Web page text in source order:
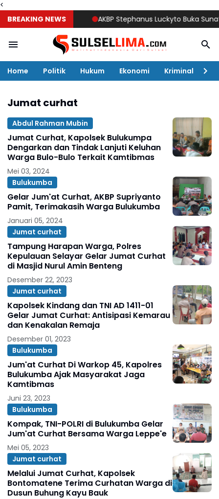
<
BREAKING NEWS
AKBP Stephanus Luckyto Buka Sunatan
Home Politik Hukum Ekonomi Kriminal
Jumat curhat
Abdul Rahman Mubin
Jumat Curhat, Kapolsek Bulukumpa
Dengarkan dan Tindak Lanjuti Keluhan
Warga Bulo-Bulo Terkait Kamtibmas
Mei 03, 2024
Bulukumba
Gelar Jum'at Curhat, AKBP Supriyanto
Pamit, Terimakasih Warga Bulukumba
Januari 05, 2024
Jumat curhat
Tampung Harapan Warga, Polres
Kepulauan Selayar Gelar Jumat Curhat
di Masjid Nurul Amin Benteng
Desember 22, 2023
Jumat curhat
Kapolsek Kindang dan TNI AD 1411-01
Gelar Jumat Curhat: Antisipasi Kemarau
dan Kenakalan Remaja
Desember 01, 2023
Bulukumba
Jum'at Curhat Di Warkop 45, Kapolres
Bulukumba Ajak Masyarakat Jaga
Kamtibmas
Juni 23, 2023
Bulukumba
Kompak, TNI-POLRI di Bulukumba Gelar
Jum'at Curhat Bersama Warga Leppe'e
Mei 05, 2023
Jumat curhat
Melalui Jumat Curhat, Kapolsek
Bontomatene Terima Curhatan Warga di
Dusun Buhung Kayu Bauk